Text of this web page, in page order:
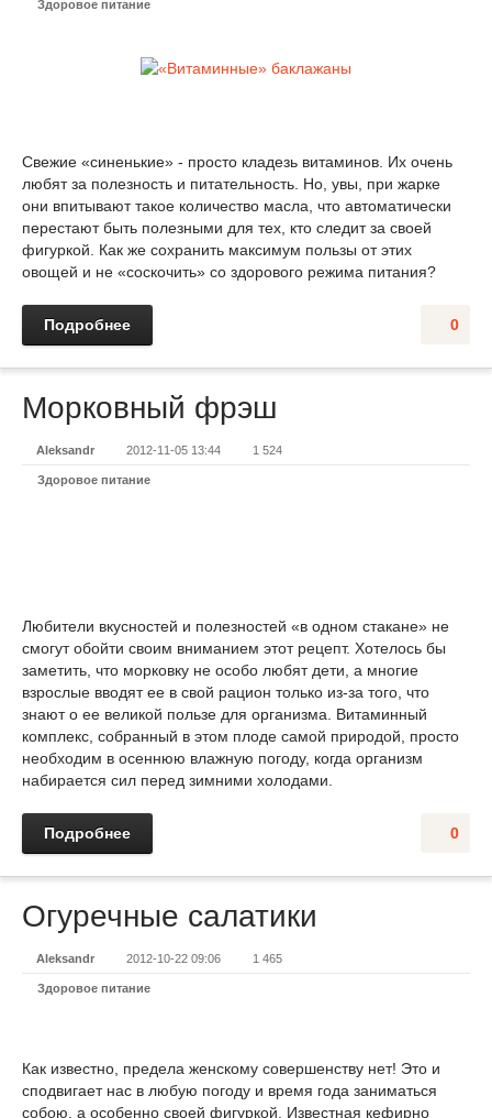
Здоровое питание
Свежие «синенькие» - просто кладезь витаминов. Их очень
любят за полезность и питательность. Но, увы, при жарке
они впитывают такое количество масла, что автоматически
перестают быть полезными для тех, кто следит за своей
фигуркой. Как же сохранить максимум пользы от этих
овощей и не «соскочить» со здорового режима питания?
0
Подробнее
Морковный фрэш
Aleksandr 2012-11-05 13:44 1 524
Здоровое питание
Любители вкусностей и полезностей «в одном стакане» не
смогут обойти своим вниманием этот рецепт. Хотелось бы
заметить, что морковку не особо любят дети, а многие
взрослые вводят ее в свой рацион только из-за того, что
знают о ее великой пользе для организма. Витаминный
комплекс, собранный в этом плоде самой природой, просто
необходим в осеннюю влажную погоду, когда организм
набирается сил перед зимними холодами.
0
Подробнее
Огуречные салатики
Aleksandr 2012-10-22 09:06 1 465
Здоровое питание
Как известно, предела женскому совершенству нет! Это и
сподвигает нас в любую погоду и время года заниматься
собою, а особенно своей фигуркой. Известная кефирно